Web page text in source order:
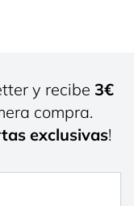
y recibe 3€
compra.
exclusivas!